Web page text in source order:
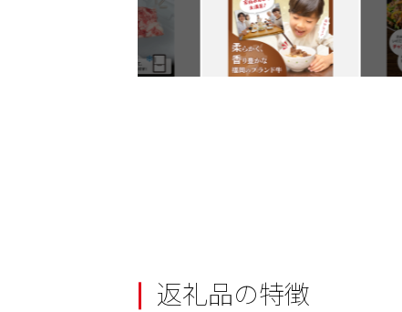
返礼品の特徴